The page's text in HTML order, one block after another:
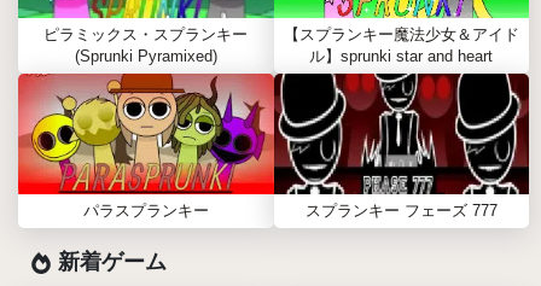
ピラミックス・スプランキー
(Sprunki Pyramixed)
【スプランキー魔法少女＆アイド
ル】sprunki star and heart
パラスプランキー スプランキー フェーズ 777
新着ゲーム